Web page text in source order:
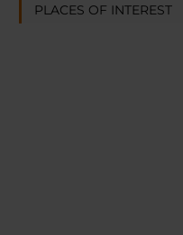
PLACES OF INTEREST